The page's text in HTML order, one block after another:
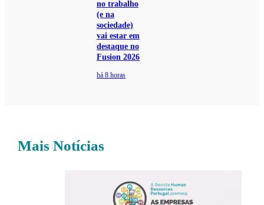
no trabalho
(e na
sociedade)
vai estar em
destaque no
Fusion 2026
há 8 horas
Mais Notícias